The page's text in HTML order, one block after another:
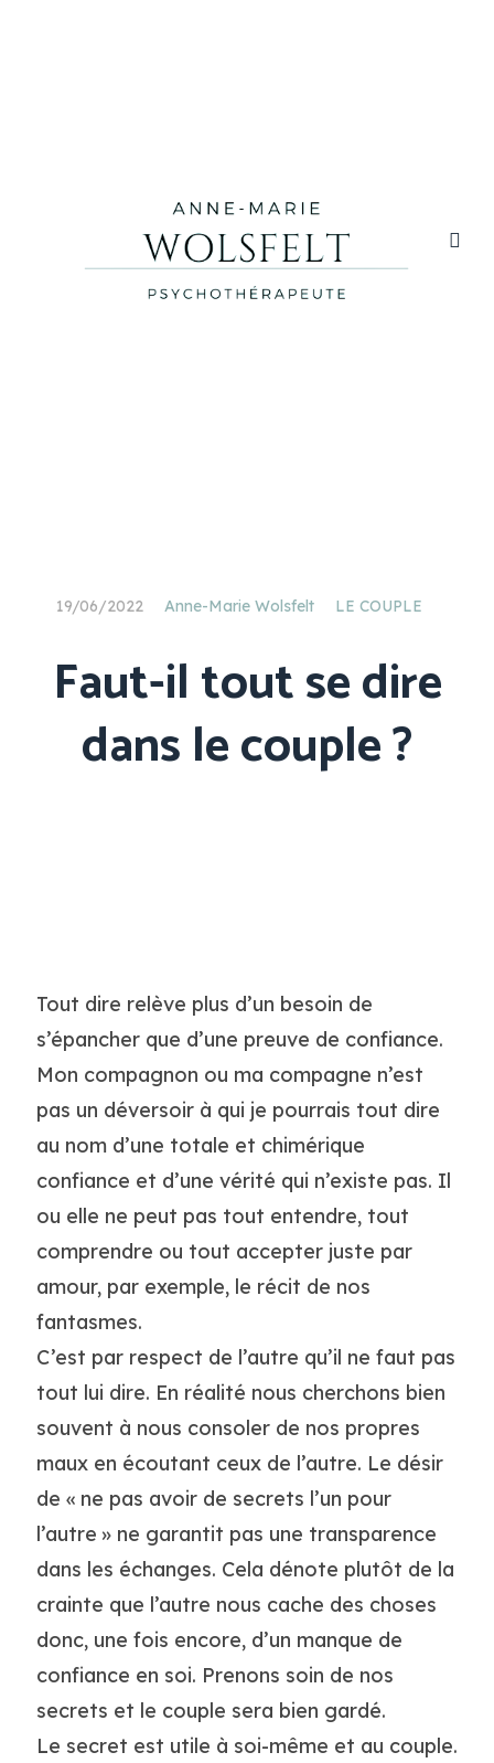
19/06/2022 Anne-Marie Wolsfelt LE COUPLE
Faut-il tout se dire
dans le couple ?
Tout dire relève plus d’un besoin de
s’épancher que d’une preuve de confiance.
Mon compagnon ou ma compagne n’est
pas un déversoir à qui je pourrais tout dire
au nom d’une totale et chimérique
confiance et d’une vérité qui n’existe pas. Il
ou elle ne peut pas tout entendre, tout
comprendre ou tout accepter juste par
amour, par exemple, le récit de nos
fantasmes.
C’est par respect de l’autre qu’il ne faut pas
tout lui dire. En réalité nous cherchons bien
souvent à nous consoler de nos propres
maux en écoutant ceux de l’autre. Le désir
de « ne pas avoir de secrets l’un pour
l’autre » ne garantit pas une transparence
dans les échanges. Cela dénote plutôt de la
crainte que l’autre nous cache des choses
donc, une fois encore, d’un manque de
confiance en soi. Prenons soin de nos
secrets et le couple sera bien gardé.
Le secret est utile à soi-même et au couple.